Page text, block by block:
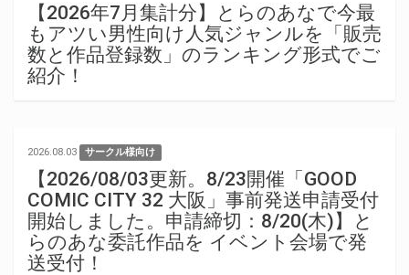
【2026年7月集計分】とらのあなで今最
もアツい男性向け人気ジャンルを「販売
数と作品登録数」のランキング形式でご
紹介！
2026.08.03 サークル様向け
【2026/08/03更新。8/23開催「GOOD
COMIC CITY 32 大阪」事前発送申請受付
開始しました。申請締切：8/20(木)】と
らのあな委託作品を イベント会場で発
送受付！